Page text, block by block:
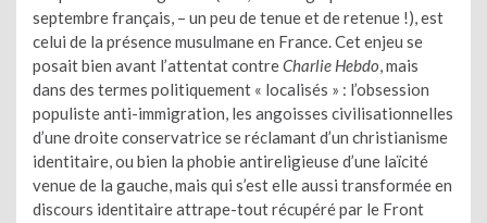
septembre français, – un peu de tenue et de retenue !), est
celui de la présence musulmane en France. Cet enjeu se
posait bien avant l’attentat contreCharlie Hebdo, mais
dans des termes politiquement « localisés » : l’obsession
populiste anti-immigration, les angoisses civilisationnelles
d’une droite conservatrice se réclamant d’un christianisme
identitaire, ou bien la phobie antireligieuse d’une laïcité
venue de la gauche, mais qui s’est elle aussi transformée en
discours identitaire attrape-tout récupéré par le Front